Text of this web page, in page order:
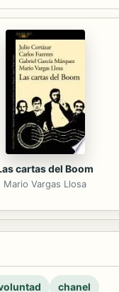
cartas del Boom
Mario Vargas Llosa
chanel